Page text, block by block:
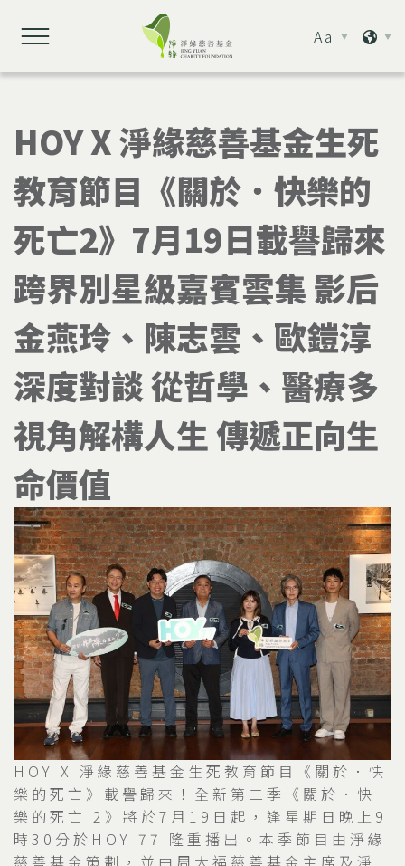
Aa
HOY X 淨緣慈善基金生死
教育節目《關於．快樂的
死亡2》7月19日載譽歸來
跨界別星級嘉賓雲集 影后
金燕玲、陳志雲、歐鎧淳
深度對談 從哲學、醫療多
視角解構人生 傳遞正向生
命價值
HOY X 淨緣慈善基金生死教育節目《關於．快
樂的死亡》載譽歸來！全新第二季《關於．快
樂的死亡 2》將於7月19日起，逢星期日晚上9
時30分於HOY 77 隆重播出。本季節目由淨緣
慈善基金策劃，並由周大福慈善基金主席及淨